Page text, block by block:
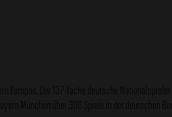
Der 137-fache deutsche
München über 300 Spiele in der deutschen